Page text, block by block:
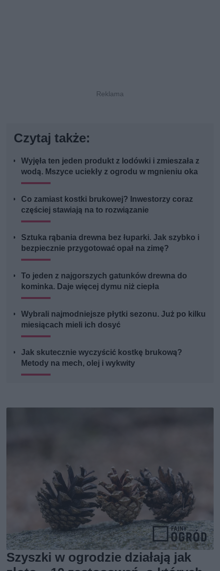
Czytaj także:
Wyjęła ten jeden produkt z lodówki i zmieszała z
wodą. Mszyce uciekły z ogrodu w mgnieniu oka
Co zamiast kostki brukowej? Inwestorzy coraz
częściej stawiają na to rozwiązanie
Sztuka rąbania drewna bez łuparki. Jak szybko i
bezpiecznie przygotować opał na zimę?
To jeden z najgorszych gatunków drewna do
kominka. Daje więcej dymu niż ciepła
Wybrali najmodniejsze płytki sezonu. Już po kilku
miesiącach mieli ich dosyć
Jak skutecznie wyczyścić kostkę brukową?
Metody na mech, olej i wykwity
Szyszki w ogrodzie działają jak